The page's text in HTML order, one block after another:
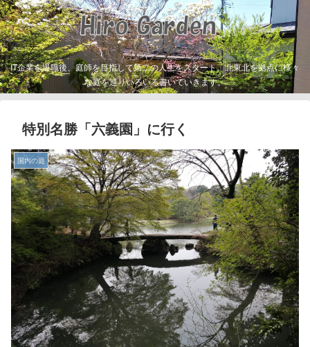
IT企業を退職後、庭師を目指して第二の人生をスタート。北東北を拠点に様々
な庭を巡りいろいろ書いていきます。
特別名勝「六義園」に行く
国内の庭